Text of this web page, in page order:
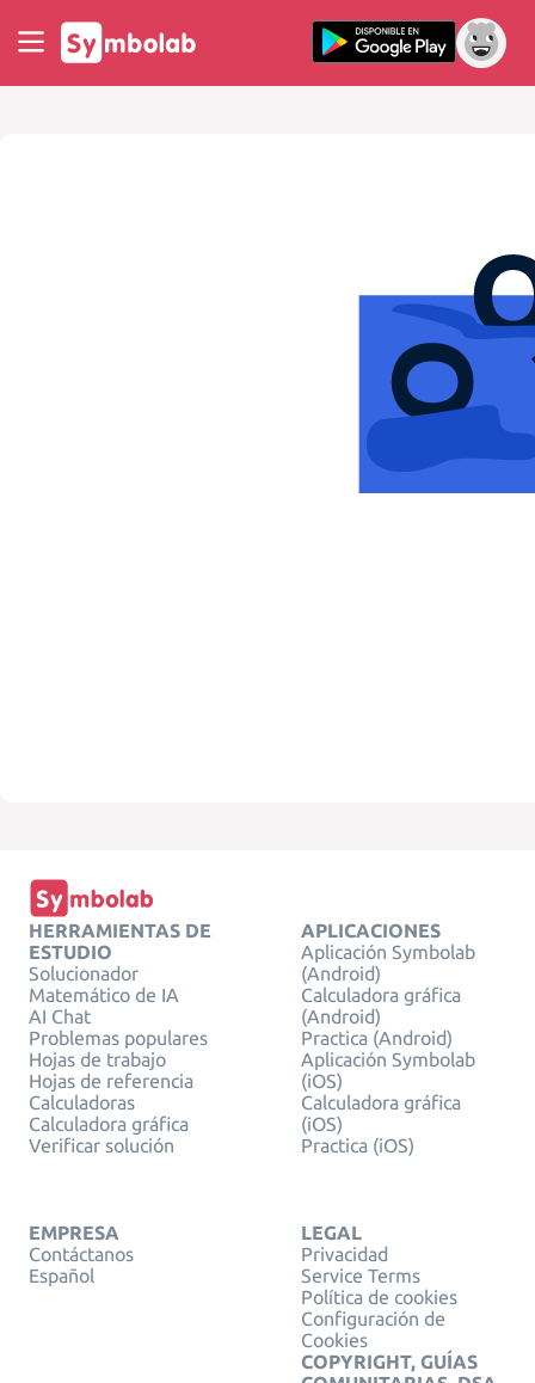
HERRAMIENTAS DE
ESTUDIO
Solucionador
Matemático de IA
AI Chat
Problemas populares
Hojas de trabajo
Hojas de referencia
Calculadoras
Calculadora gráfica
Verificar solución
APLICACIONES
Aplicación Symbolab
(Android)
Calculadora gráfica
(Android)
Practica (Android)
Aplicación Symbolab
(iOS)
Calculadora gráfica
(iOS)
Practica (iOS)
EMPRESA
Contáctanos
Español
LEGAL
Privacidad
Service Terms
Política de cookies
Configuración de
Cookies
COPYRIGHT, GUÍAS